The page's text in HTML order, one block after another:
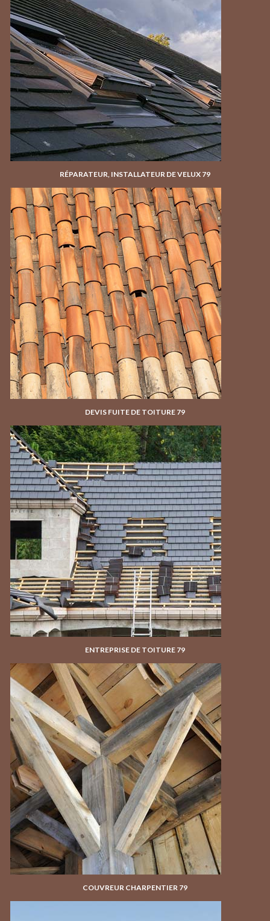
RÉPARATEUR, INSTALLATEUR DE VELUX 79
DEVIS FUITE DE TOITURE 79
ENTREPRISE DE TOITURE 79
COUVREUR CHARPENTIER 79